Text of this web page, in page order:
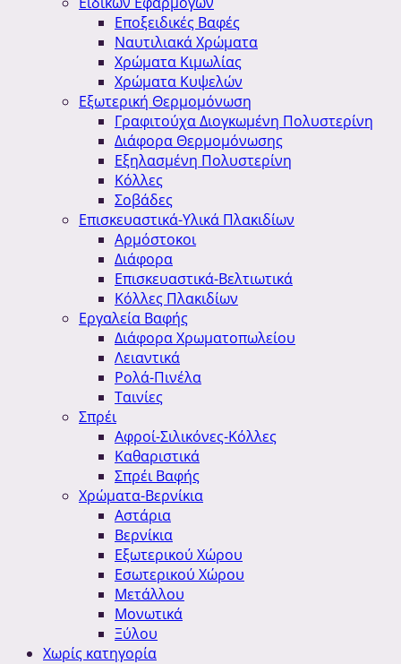
Εποξειδικές Βαφές
Ναυτιλιακά Χρώματα
Χρώματα Κιμωλίας
Χρώματα Κυψελών
Εξωτερική Θερμομόνωση
Γραφιτούχα Διογκωμένη Πολυστερίνη
Διάφορα Θερμομόνωσης
Εξηλασμένη Πολυστερίνη
Κόλλες
Σοβάδες
Επισκευαστικά-Υλικά Πλακιδίων
Αρμόστοκοι
Διάφορα
Επισκευαστικά-Βελτιωτικά
Κόλλες Πλακιδίων
Εργαλεία Βαφής
Διάφορα Χρωματοπωλείου
Λειαντικά
Ρολά-Πινέλα
Ταινίες
Σπρέι
Αφροί-Σιλικόνες-Κόλλες
Καθαριστικά
Σπρέι Βαφής
Χρώματα-Βερνίκια
Αστάρια
Βερνίκια
Εξωτερικού Χώρου
Εσωτερικού Χώρου
Μετάλλου
Μονωτικά
Ξύλου
Χωρίς κατηγορία